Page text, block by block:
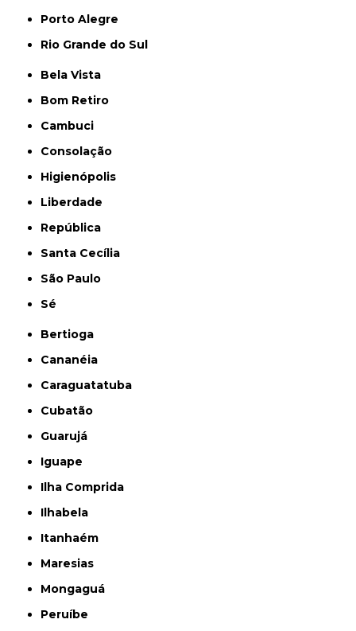
Porto Alegre
Rio Grande do Sul
Bela Vista
Bom Retiro
Cambuci
Consolação
Higienópolis
Liberdade
República
Santa Cecília
São Paulo
Sé
Bertioga
Cananéia
Caraguatatuba
Cubatão
Guarujá
Iguape
Ilha Comprida
Ilhabela
Itanhaém
Maresias
Mongaguá
Peruíbe